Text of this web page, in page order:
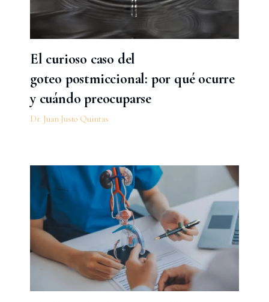
El curioso caso del
goteo postmiccional: por qué ocurre
y cuándo preocuparse
Dr. Juan Justo Quintas